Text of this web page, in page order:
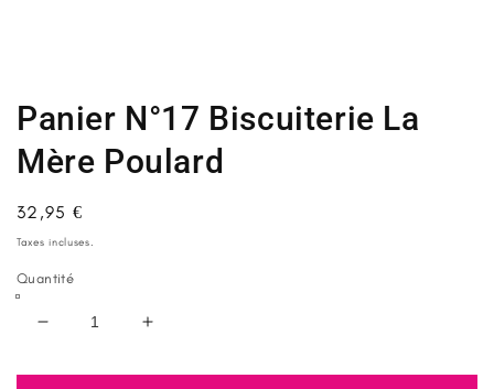
dans
une
fenêtre
modale
Panier N°17 Biscuiterie La
Mère Poulard
Prix
habituel
32,95 €
Taxes incluses.
Quantité
Réduire
quantité
Augmenter
quantité